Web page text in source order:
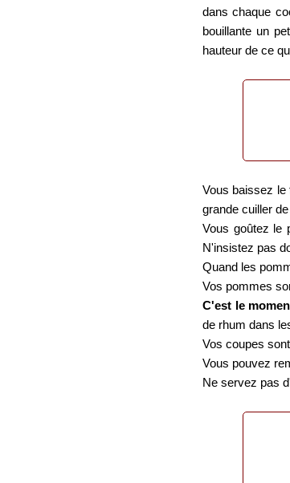
dans chaque
bouillante un
hauteur de ce
Vous baissez le
grande cuiller
Vous goûtez le
N'insistez pas
Quand les
Vos pommes
C'est le
de rhum dans
Vos coupes
Vous pouvez
Ne servez pas